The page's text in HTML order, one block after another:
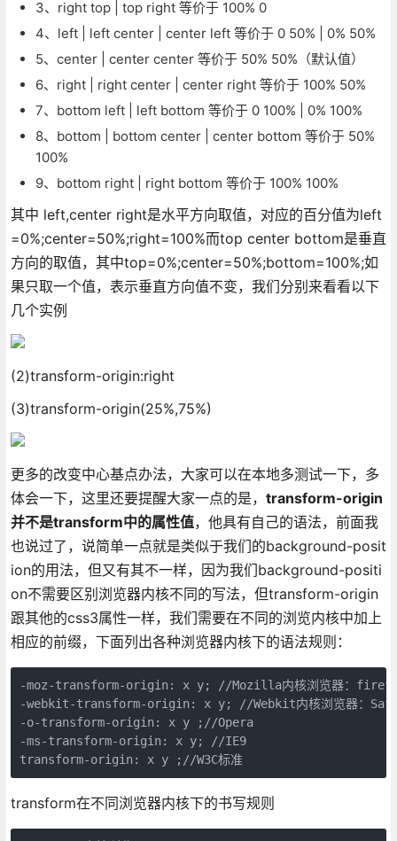
3、right top | top right 等价于 100% 0
4、left | left center | center left 等价于 0 50% | 0% 50%
5、center | center center 等价于 50% 50%（默认值）
6、right | right center | center right 等价于 100% 50%
7、bottom left | left bottom 等价于 0 100% | 0% 100%
8、bottom | bottom center | center bottom 等价于 50%
100%
9、bottom right | right bottom 等价于 100% 100%
其中 left,center right是水平方向取值，对应的百分值为left
=0%;center=50%;right=100%而top center bottom是垂直
方向的取值，其中top=0%;center=50%;bottom=100%;如
果只取一个值，表示垂直方向值不变，我们分别来看看以下
几个实例
(2)transform-origin:right
(3)transform-origin(25%,75%)
更多的改变中心基点办法，大家可以在本地多测试一下，多
体会一下，这里还要提醒大家一点的是， transform-origin
并不是transform中的属性值，他具有自己的语法，前面我
也说过了，说简单一点就是类似于我们的background-posit
ion的用法，但又有其不一样，因为我们background-positi
on不需要区别浏览器内核不同的写法，但transform-origin
跟其他的css3属性一样，我们需要在不同的浏览内核中加上
相应的前缀，下面列出各种浏览器内核下的语法规则：
-moz-transform-origin: x y; //Mozilla内核浏览器：
-webkit-transform-origin: x y; //Webkit内核浏览器：
-o-transform-origin: x y ;//Opera
-ms-transform-origin: x y; //IE9
transform-origin: x y ;//W3C标准
transform在不同浏览器内核下的书写规则